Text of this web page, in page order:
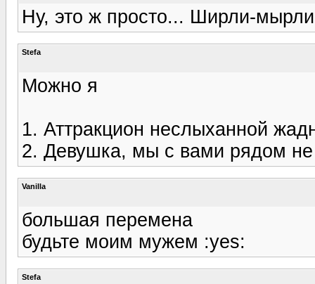
Ну, это ж просто... Ширли-
Stefa
Можно я
1. Аттракцион неслыханной
2. Девушка, мы с вами рядом
Vanilla
большая перемена
будьте моим мужем :yes:
Stefa